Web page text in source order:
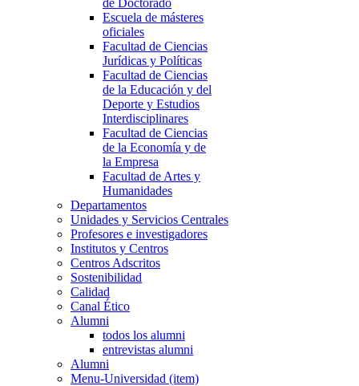
de Doctorado
Escuela de másteres
oficiales
Facultad de Ciencias
Jurídicas y Políticas
Facultad de Ciencias
de la Educación y del
Deporte y Estudios
Interdisciplinares
Facultad de Ciencias
de la Economía y de
la Empresa
Facultad de Artes y
Humanidades
Departamentos
Unidades y Servicios Centrales
Profesores e investigadores
Institutos y Centros
Centros Adscritos
Sostenibilidad
Calidad
Canal Ético
Alumni
todos los alumni
entrevistas alumni
Alumni
Menu-Universidad (item)